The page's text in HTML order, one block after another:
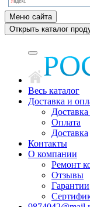
Меню сайта
Открыть каталог
Весь каталог
Доставка и
Оплата
Доставка
Контакты
О компании
Ремонт
Отзывы
Гарантии